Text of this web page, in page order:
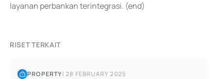
layanan perbankan terintegrasi. (end)
RISET TERKAIT
PROPERTY|28 FEBRUARY 2025